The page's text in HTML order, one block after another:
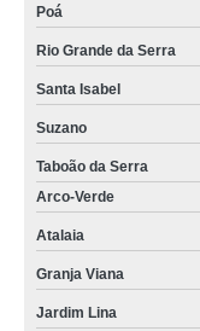
Poá
Rio Grande da Serra
Santa Isabel
Suzano
Taboão da Serra
Arco-Verde
Atalaia
Granja Viana
Jardim Lina